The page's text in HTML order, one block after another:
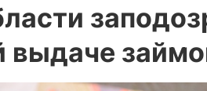
выдаче